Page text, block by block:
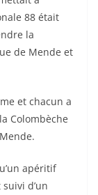
88 était
la
de Mende et
et chacun a
Colombèche
apéritif
d’un